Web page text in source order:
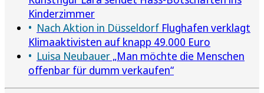
Kinderzimmer
Nach Aktion in Düsseldorf Flughafen verklagt
Klimaaktivisten auf knapp 49.000 Euro
Luisa Neubauer „Man möchte die Menschen
offenbar für dumm verkaufen“